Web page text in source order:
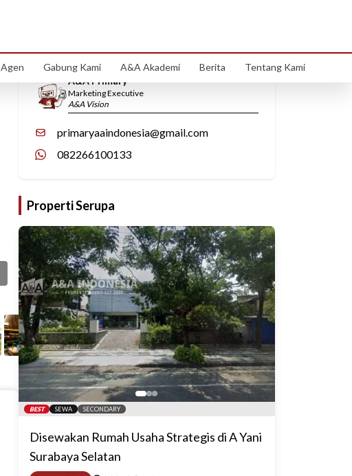
Agen Gabung Kami A&A Akademi Berita Tentang Kami
Hubungi Kami
A&A Primary
Marketing Executive
A&A Vision
primaryaaindonesia@gmail.com
082266100133
Properti Serupa
BEST SEWA SECONDARY
Disewakan Rumah Usaha Strategis di A Yani
Surabaya Selatan